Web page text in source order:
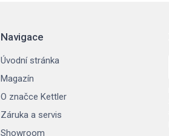
Navigace
Úvodní stránka
Magazín
O značce Kettler
Záruka a servis
Showroom